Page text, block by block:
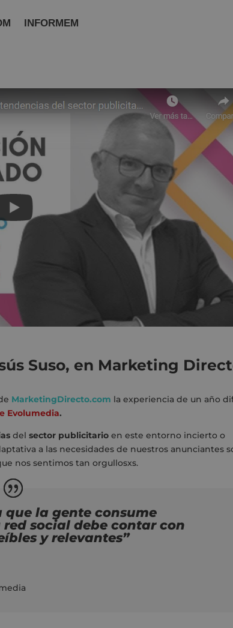
INFORMEM
Suso, en Marketing
MarketingDirecto.com la experiencia de un año
Evolumedia.
delsector publicitario en este entorno incierto o
a las necesidades de nuestros anunciantes
nos sentimos tan orgullosxs.
que la gente consume
social debe contar con
y relevantes”